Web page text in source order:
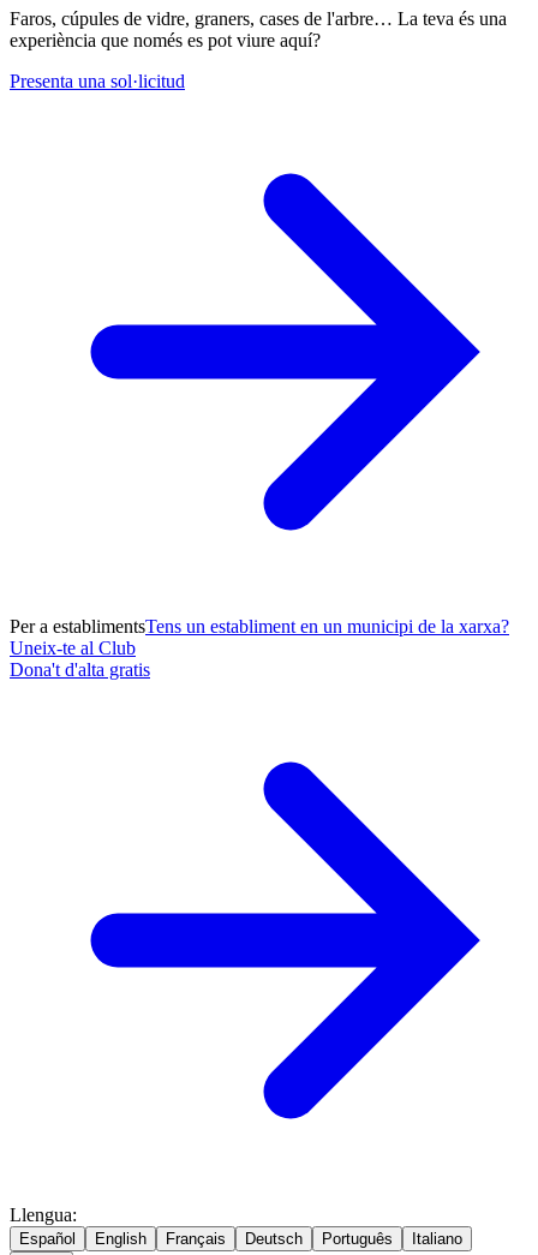
Faros, cúpules de vidre, graners, cases de l'arbre… La teva és una
experiència que només es pot viure aquí?
Presenta una sol·licitud
Per a establimentsTens un establiment en un municipi de la xarxa?
Uneix-te al Club
Dona't d'alta gratis
Llengua:
Español English Français Deutsch Português
Italiano